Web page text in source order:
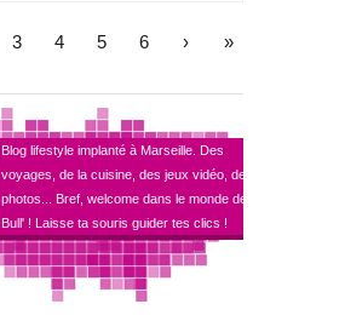
3 4 5 6 › »
Blog lifestyle implanté à Marseille. Des
voyages, de la cuisine, des jeux vidéo, des
photos... Bref, welcome dans le monde de
Bull' ! Laisse ta souris guider tes clics !